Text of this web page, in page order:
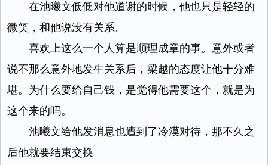
在池曦文低低对他道谢的时候，他也只是轻轻的
微笑，和他说没有关系。
喜欢上这么一个人算是顺理成章的事。意外或者
说不那么意外地发生关系后，梁越的态度让他十分难
堪。为什么要给自己钱，是觉得他需要这个，就是为
这个来的吗。
池曦文给他发消息也遭到了冷漠对待，那不久之
后他就要结束交换